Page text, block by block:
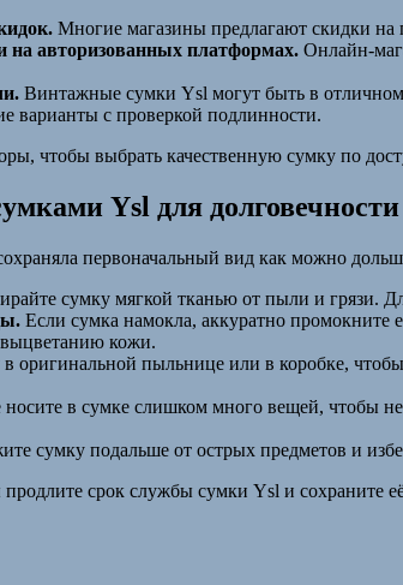
Многие магазины предлагают скидки
на авторизованных платформах. Онлайн-
Винтажные сумки Ysl могут быть в отличном
варианты с проверкой подлинности.
чтобы выбрать качественную сумку по
Ysl для
первоначальный вид как можно
сумку мягкой тканью от пыли и грязи.
Если сумка намокла, аккуратно промокните
кожи.
оригинальной пыльнице или в коробке,
в сумке слишком много вещей, чтобы
сумку подальше от острых предметов и
срок службы сумки Ysl и сохраните